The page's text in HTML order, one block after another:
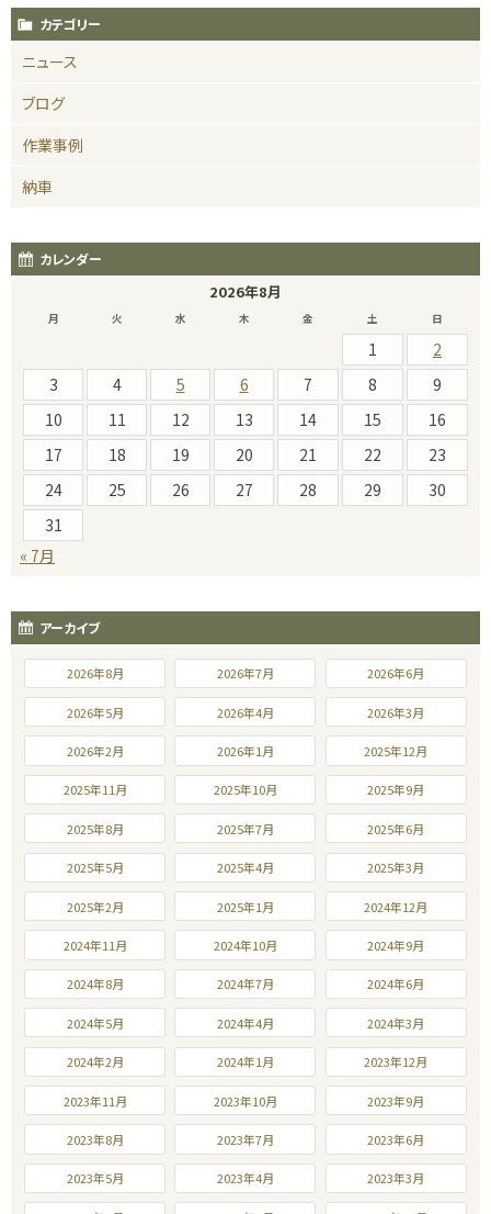
カテゴリー
ニュース
ブログ
作業事例
納車
カレンダー
2026年8月
月 火 水 木 金 土 日
1
2
3
4 5 6 7 8
9
10
11 12 13 14 15
16
17
18 19 20 21 22
23
24
25 26 27 28 29
30
31
« 7月
アーカイブ
2026年8月 2026年7月 2026年6月
2026年5月 2026年4月 2026年3月
2026年2月 2026年1月 2025年12月
2025年11月 2025年10月 2025年9月
2025年8月 2025年7月 2025年6月
2025年5月 2025年4月 2025年3月
2025年2月 2025年1月 2024年12月
2024年11月 2024年10月 2024年9月
2024年8月 2024年7月 2024年6月
2024年5月 2024年4月 2024年3月
2024年2月 2024年1月 2023年12月
2023年11月 2023年10月 2023年9月
2023年8月 2023年7月 2023年6月
2023年5月 2023年4月 2023年3月